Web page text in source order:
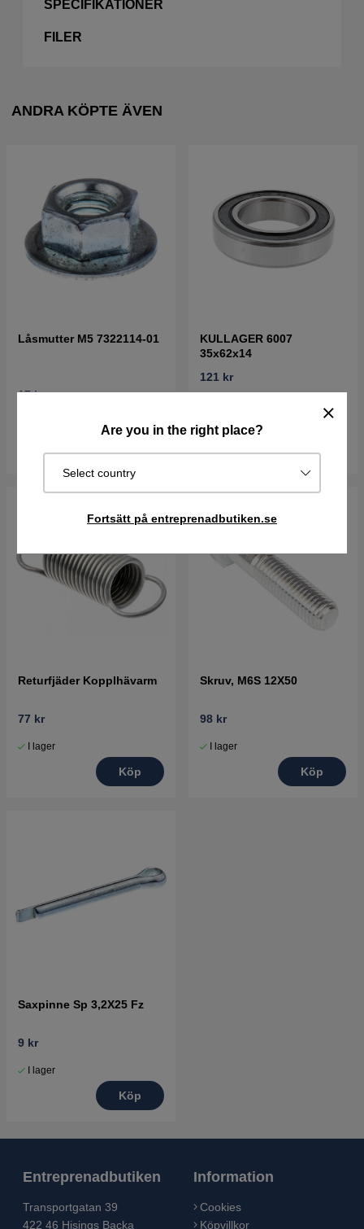
Are you in the right place?
Select country
Fortsätt på entreprenadbutiken.se
SPECIFIKATIONER
FILER
ANDRA KÖPTE ÄVEN
Låsmutter M5 7322114-01
17 kr
KULLAGER 6007
35x62x14
121 kr
Returfjäder Kopplhävarm
77 kr
I lager
Köp
Skruv, M6S 12X50
98 kr
I lager
Köp
Saxpinne Sp 3,2X25 Fz
9 kr
I lager
Köp
Entreprenadbutiken
Transportgatan 39
422 46 Hisings Backa
Information
Cookies
Köpvillkor